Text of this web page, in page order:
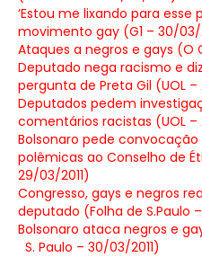
‘Estou me lixando para esse
movimento gay (G1 – 30/03/
Ataques a negros e gays (O
Deputado nega racismo e
pergunta de Preta Gil (UOL –
Deputados pedem
comentários racistas (UOL –
Bolsonaro pede
polêmicas ao Conselho de
29/03/2011)
Congresso, gays e negros
deputado (Folha de S.Paulo
Bolsonaro ataca negros e
S. Paulo – 30/03/2011)